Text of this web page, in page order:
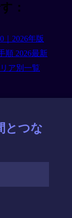
：
｜2026年版
順 2026最新
ア別一覧
とつな